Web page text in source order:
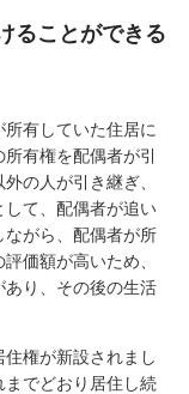
ることができる
有していた住居に
有権を配偶者が引
の人が引き継ぎ、
て、配偶者が追い
がら、配偶者が所
価額が高いため、
り、その後の生活
権が新設されまし
でどおり居住し続